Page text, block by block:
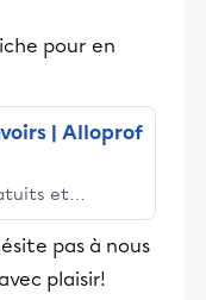
pour en
| Alloprof
et
les élèves
réussitepas à nous
plaisir!